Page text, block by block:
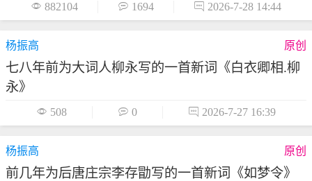
 882104  1694  2026-7-28 14:44
杨振高 原创
七八年前为大词人柳永写的一首新词《白衣卿相.柳
永》
 508  0  2026-7-27 16:39
杨振高 原创
前几年为后唐庄宗李存勖写的一首新词《如梦令》